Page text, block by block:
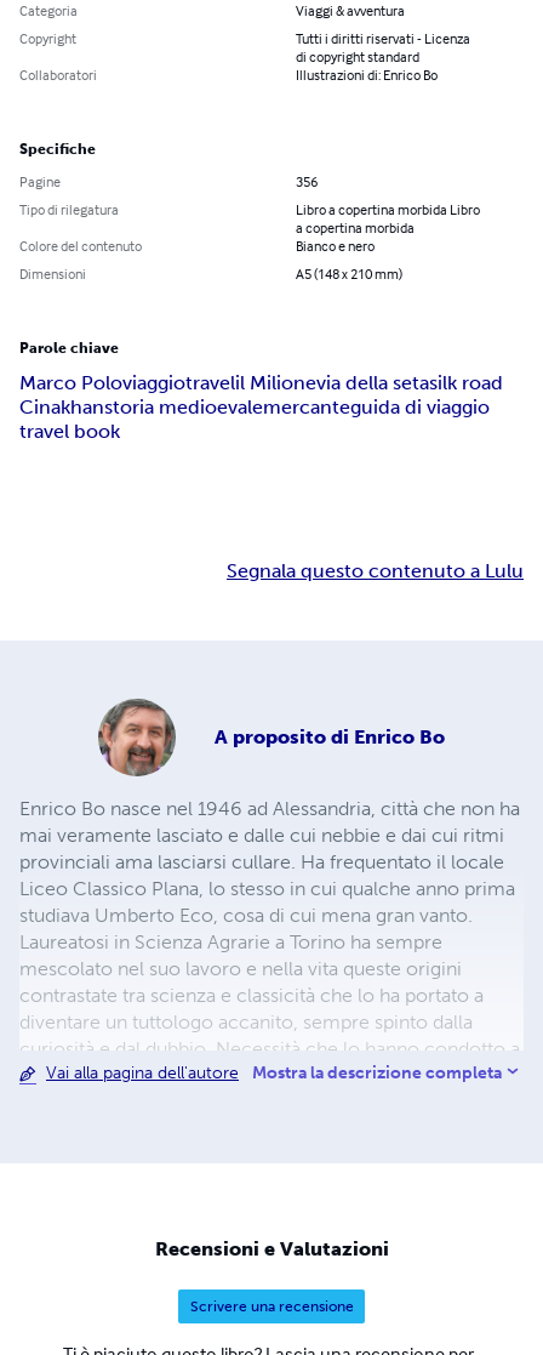
Categoria
Viaggi & avventura
Copyright
Tutti i diritti riservati - Licenza
di copyright standard
Collaboratori
Illustrazioni di: Enrico Bo
Specifiche
Pagine
356
Tipo di rilegatura
Libro a copertina morbida Libro
a copertina morbida
Colore del contenuto
Bianco e nero
Dimensioni
A5 (148 x 210 mm)
Parole chiave
Marco Poloviaggiotravelil Milionevia della setasilk road
Cinakhanstoria medioevalemercanteguida di viaggio
travel book
Segnala questo contenuto a Lulu
A proposito di Enrico Bo
Enrico Bo nasce nel 1946 ad Alessandria, città che non ha
mai veramente lasciato e dalle cui nebbie e dai cui ritmi
provinciali ama lasciarsi cullare. Ha frequentato il locale
Liceo Classico Plana, lo stesso in cui qualche anno prima
studiava Umberto Eco, cosa di cui mena gran vanto.
Laureatosi in Scienza Agrarie a Torino ha sempre
mescolato nel suo lavoro e nella vita queste origini
contrastate tra scienza e classicità che lo ha portato a
diventare un tuttologo accanito, sempre spinto dalla
curiosità e dal dubbio. Necessità che lo hanno condotto a
lungo in giro per il mondo, cercando di capire senza
nella ricerca e nei ricordi di emozioni passate e presenti.
Vai alla pagina dell'autore Mostra la descrizione completa
Recensioni e Valutazioni
Scrivere una recensione